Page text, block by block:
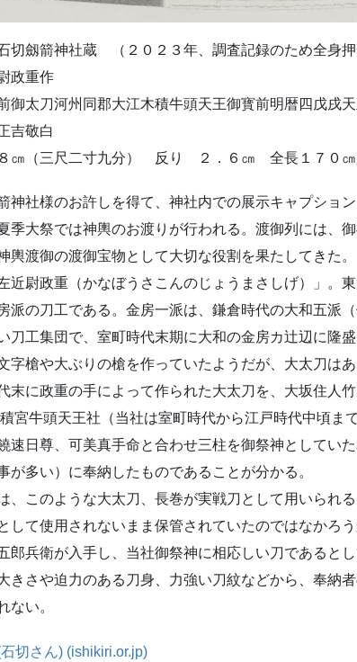
切劔箭神社蔵 （２０２３年、調査記録のため全
政重作
刀河州同郡大江木積牛頭天王御寳前明暦四戊戌天
吉敬白
（三尺二寸九分） 反り ２．６㎝ 全長１７０㎝
神社様のお許しを得て、神社内での展示キャプショ
季大祭では神輿のお渡りが行われる。渡御列には、
輿渡御の渡御宝物として大切な役割を果たしてきた。
近尉政重（かなぼうさこんのじょうまさしげ）」。
派の刀工である。金房一派は、鎌倉時代の大和五派
刀工集団で、室町時代末期に大和の金房カ辻辺に隆
字槍や大ぶりの槍を作っていたようだが、大太刀はあ
末に政重の手によって作られた大太刀を、大坂住人
積宮牛頭天王社（当社は室町時代から江戸時代中頃ま
速日尊、可美真手命と合わせ三柱を御祭神としてい
が多い）に奉納したものであることが分かる。
、このような大太刀、長巻が実戦刀として用いられ
して使用されないまま保管されていたのではなかろ
郎兵衛が入手し、当社御祭神に相応しい刀であると
きさや迫力のある刀身、力強い刀紋などから、奉納
ない。
切さん) (ishikiri.or.jp)